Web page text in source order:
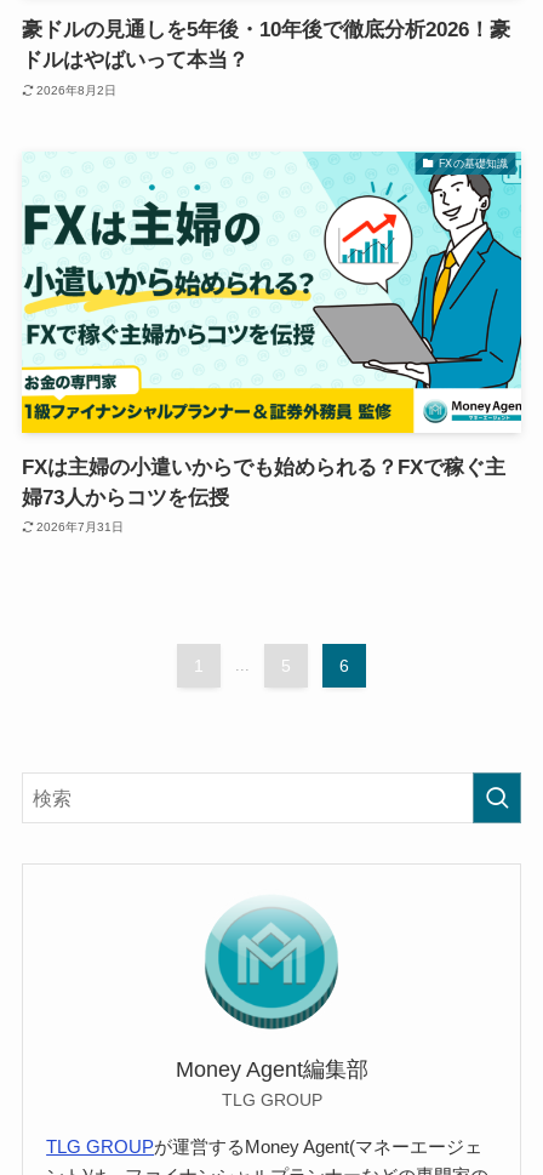
豪ドルの見通しを5年後・10年後で徹底分析2026！豪
ドルはやばいって本当？
2026年8月2日
FXの基礎知識
FXは主婦の小遣いからでも始められる？FXで稼ぐ主
婦73人からコツを伝授
2026年7月31日
1 5 6
Money Agent編集部
TLG GROUP
TLG GROUPが運営するMoney Agent(マネーエージェ